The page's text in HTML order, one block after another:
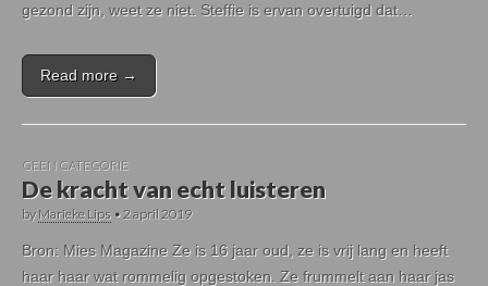
gezond zijn, weet ze niet. Steffie is ervan overtuigd dat…
Read more →
GEEN CATEGORIE
De kracht van echt luisteren
byMarieke Lips •2 april 2019
Bron: Mies Magazine Ze is 16 jaar oud, ze is vrij lang en heeft
haar haar wat rommelig opgestoken. Ze frummelt aan haar jas